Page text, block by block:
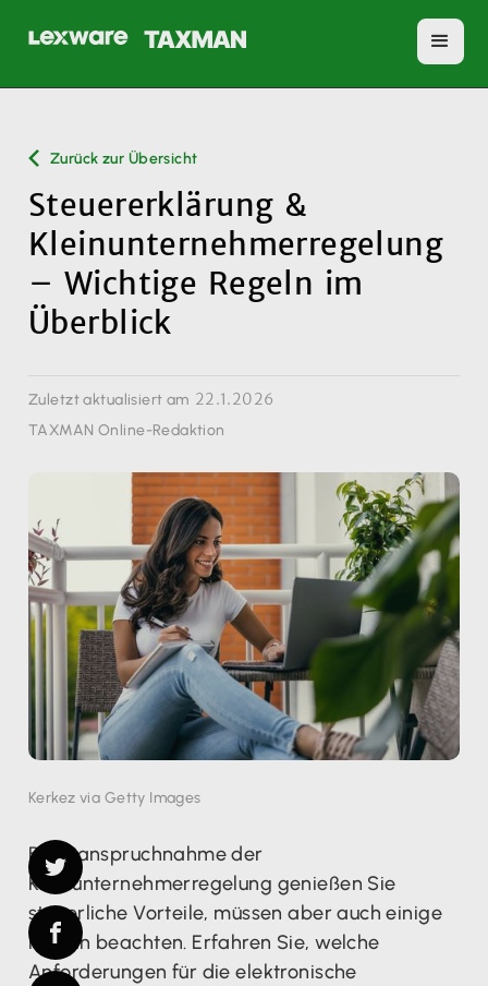
Zurück zur Übersicht
Steuererklärung &
Kleinunternehmerregelung
– Wichtige Regeln im
Überblick
TAXMAN Online-Redaktion
Zuletzt aktualisiert am 22.1.2026
Kerkez via Getty Images
Bei Inanspruchnahme der
Kleinunternehmerregelung genießen Sie
steuerliche Vorteile, müssen aber auch einige
Regeln beachten. Erfahren Sie, welche
Anforderungen für die elektronische